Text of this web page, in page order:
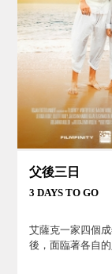
父後三日
3 DAYS TO GO
艾薩克一家四個
後，面臨著各自的